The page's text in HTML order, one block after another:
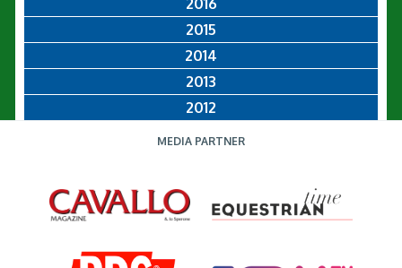
2016
2015
2014
2013
2012
MEDIA PARTNER